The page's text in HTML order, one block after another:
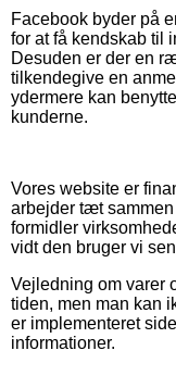
Facebook byder på
for at få kendskab til
Desuden er der en
tilkendegive en
ydermere kan
kunderne.
Vores website er
arbejder tæt
formidler
vidt den bruger vi
Vejledning om varer
tiden, men man kan
er implementeret
informationer.